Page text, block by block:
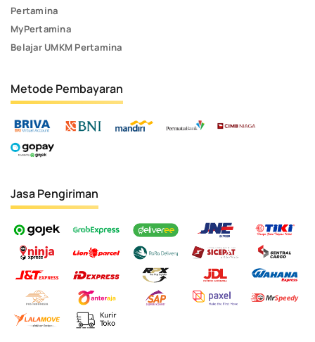
Pertamina
MyPertamina
Belajar UMKM Pertamina
Metode Pembayaran
Jasa Pengiriman